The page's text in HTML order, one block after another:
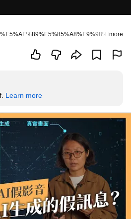
more
Learn more